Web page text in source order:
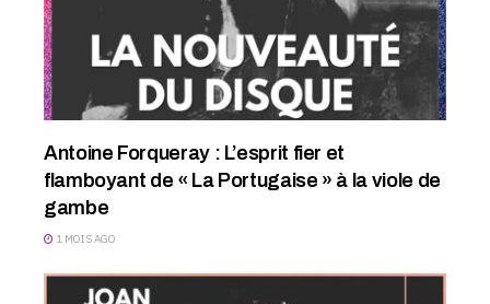
Antoine Forqueray : L’esprit fier et
flamboyant de « La Portugaise » à la viole de
gambe
1 MOIS AGO